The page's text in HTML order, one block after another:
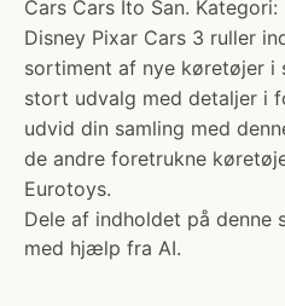
Cars Cars Ito San. Kategori:
Disney Pixar Cars 3 ruller
sortiment af nye køretøjer i
stort udvalg med detaljer i
udvid din samling med
de andre foretrukne
Eurotoys.
Dele af indholdet på denne
med hjælp fra AI.